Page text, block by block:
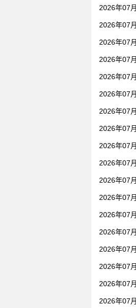
2026年07
2026年07
2026年07
2026年07
2026年07
2026年07
2026年07
2026年07
2026年07
2026年07
2026年07
2026年07
2026年07
2026年07
2026年07
2026年07
2026年07
2026年07